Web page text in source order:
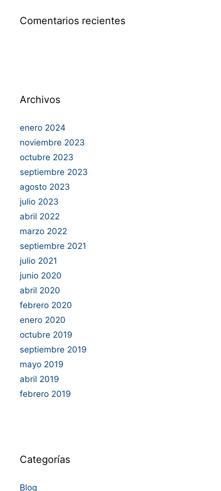
Comentarios recientes
Archivos
enero 2024
noviembre 2023
octubre 2023
septiembre 2023
agosto 2023
julio 2023
abril 2022
marzo 2022
septiembre 2021
julio 2021
junio 2020
abril 2020
febrero 2020
enero 2020
octubre 2019
septiembre 2019
mayo 2019
abril 2019
febrero 2019
Categorías
Blog